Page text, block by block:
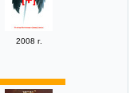
2008 г.